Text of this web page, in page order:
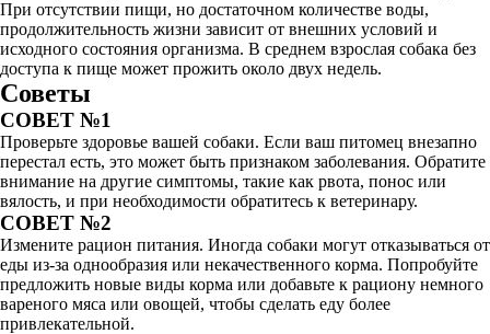
При отсутствии пищи, но достаточном количестве воды,
продолжительность жизни зависит от внешних условий и
исходного состояния организма. В среднем взрослая собака без
доступа к пище может прожить около двух недель.
Советы
СОВЕТ №1
Проверьте здоровье вашей собаки. Если ваш питомец внезапно
перестал есть, это может быть признаком заболевания. Обратите
внимание на другие симптомы, такие как рвота, понос или
вялость, и при необходимости обратитесь к ветеринару.
СОВЕТ №2
Измените рацион питания. Иногда собаки могут отказываться от
еды из-за однообразия или некачественного корма. Попробуйте
предложить новые виды корма или добавьте к рациону немного
вареного мяса или овощей, чтобы сделать еду более
привлекательной.